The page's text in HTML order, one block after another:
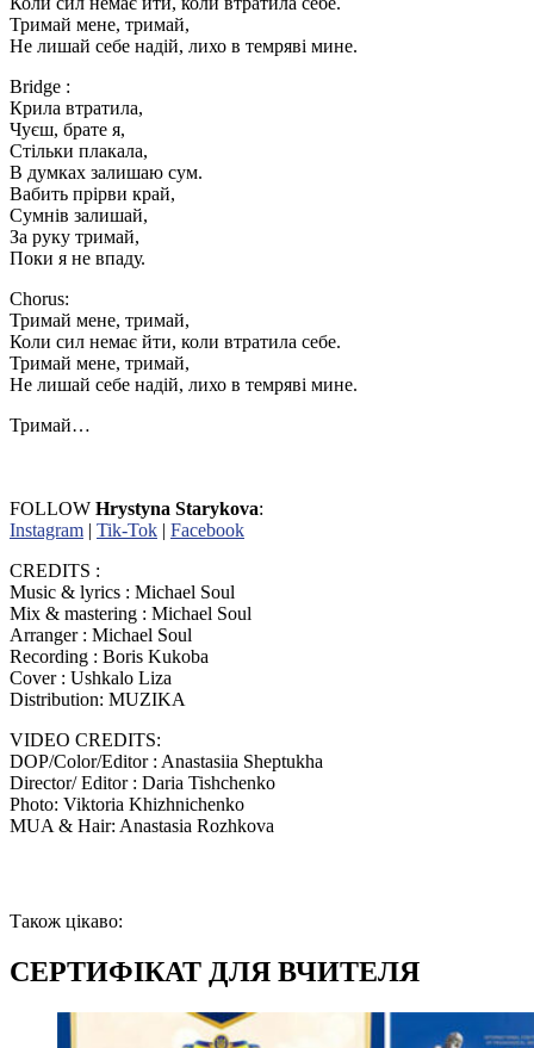
Тримай мене, тримай,
Не лишай себе надій, лихо в темряві мине.
Bridge :
Крила втратила,
Чуєш, брате я,
Стільки плакала,
В думках залишаю сум.
Вабить прірви край,
Сумнів залишай,
За руку тримай,
Поки я не впаду.
Chorus:
Тримай мене, тримай,
Коли сил немає йти, коли втратила себе.
Тримай мене, тримай,
Не лишай себе надій, лихо в темряві мине.
Тримай…
FOLLOW Hrystyna Starykova:
Instagram | Tik-Tok | Facebook
CREDITS :
Music & lyrics : Michael Soul
Mix & mastering : Michael Soul
Arranger : Michael Soul
Recording : Boris Kukoba
Cover : Ushkalo Liza
Distribution: MUZIKA
VIDEO CREDITS:
DOP/Color/Editor : Anastasiia Sheptukha
Director/ Editor : Daria Tishchenko
Photo: Viktoria Khizhnichenko
MUA & Hair: Anastasia Rozhkova
Також цікаво:
СЕРТИФІКАТ ДЛЯ ВЧИТЕЛЯ